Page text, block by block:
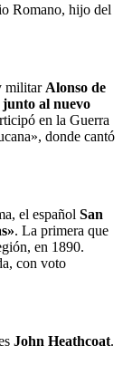
Romano, hijo del
militar Alonso de
junto al nuevo
en la Guerra
donde cantó
el español San
. La primera que
en 1890.
con voto
John Heathcoat.